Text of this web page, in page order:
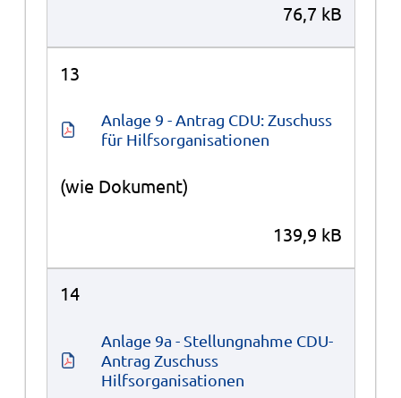
76,7 kB
13
Anlage 9 - Antrag CDU: Zuschuss
für Hilfsorganisationen
(wie Dokument)
139,9 kB
14
Anlage 9a - Stellungnahme CDU-
Antrag Zuschuss
Hilfsorganisationen